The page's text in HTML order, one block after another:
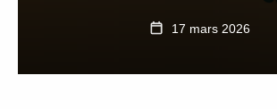
17 mars 2026